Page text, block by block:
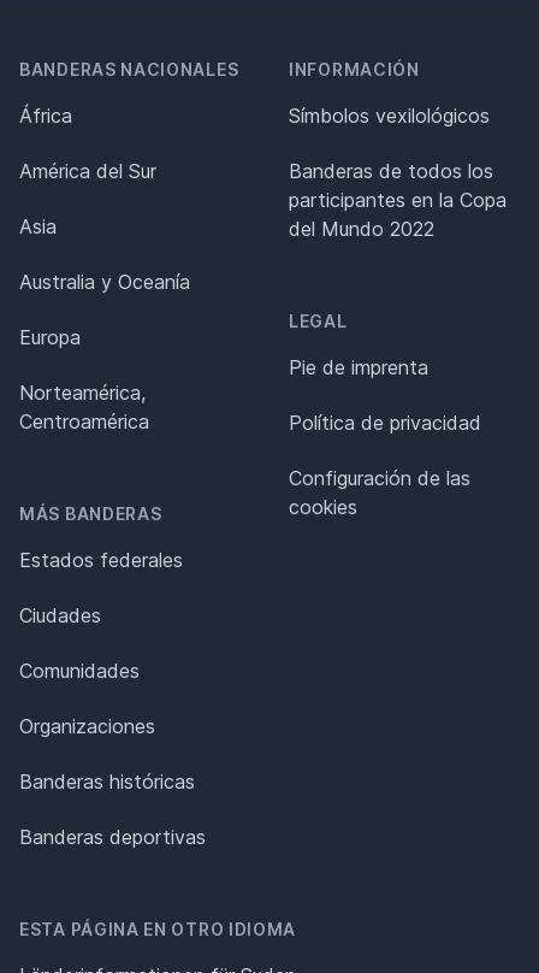
BANDERAS NACIONALES
África
América del Sur
Asia
Australia y Oceanía
Europa
Norteamérica,
Centroamérica
MÁS BANDERAS
Estados federales
Ciudades
Comunidades
Organizaciones
Banderas históricas
Banderas deportivas
INFORMACIÓN
Símbolos vexilológicos
Banderas de todos los
participantes en la Copa
del Mundo 2022
LEGAL
Pie de imprenta
Política de privacidad
Configuración de las
cookies
ESTA PÁGINA EN OTRO IDIOMA